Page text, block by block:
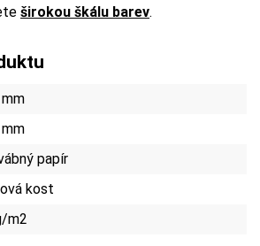
širokou škálu barev.
papír
kost
m2